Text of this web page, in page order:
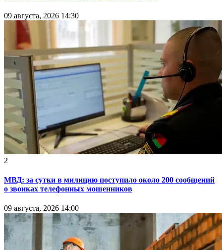
09 августа, 2026 14:30
2
МВД: за сутки в милицию поступило около 200 сообщений
о звонках телефонных мошенников
09 августа, 2026 14:00